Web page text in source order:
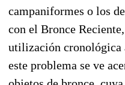
campaniformes o los
con el Bronce
utilización cronológica
este problema se ve